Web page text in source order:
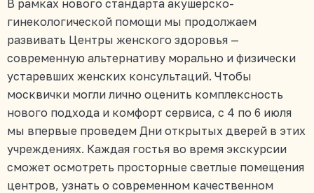
В рамках нового стандарта акушерско-
гинекологической помощи мы продолжаем
развивать Центры женского здоровья —
современную альтернативу морально и физически
устаревших женских консультаций. Чтобы
москвички могли лично оценить комплексность
нового подхода и комфорт сервиса, с 4 по 6 июля
мы впервые проведем Дни открытых дверей в этих
учреждениях. Каждая гостья во время экскурсии
сможет осмотреть просторные светлые помещения
центров, узнать о современном качественном